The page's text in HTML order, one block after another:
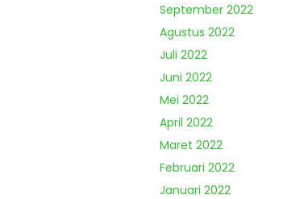
September 2022
Agustus 2022
Juli 2022
Juni 2022
Mei 2022
April 2022
Maret 2022
Februari 2022
Januari 2022